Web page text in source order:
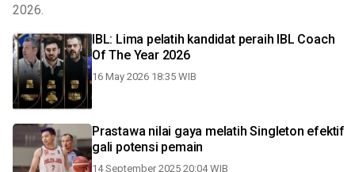
2026.
IBL: Lima pelatih kandidat peraih IBL Coach
Of The Year 2026
16 May 2026 18:35 WIB
Prastawa nilai gaya melatih Singleton efektif
gali potensi pemain
14 September 2025 20:04 WIB